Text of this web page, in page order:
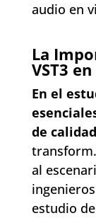
audio en
La
VST3
En el
de
al
estudio